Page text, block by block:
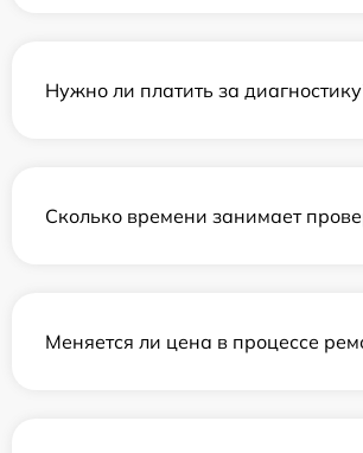
Нужно ли платить за
Сколько времени занимает
Меняется ли цена в процессе